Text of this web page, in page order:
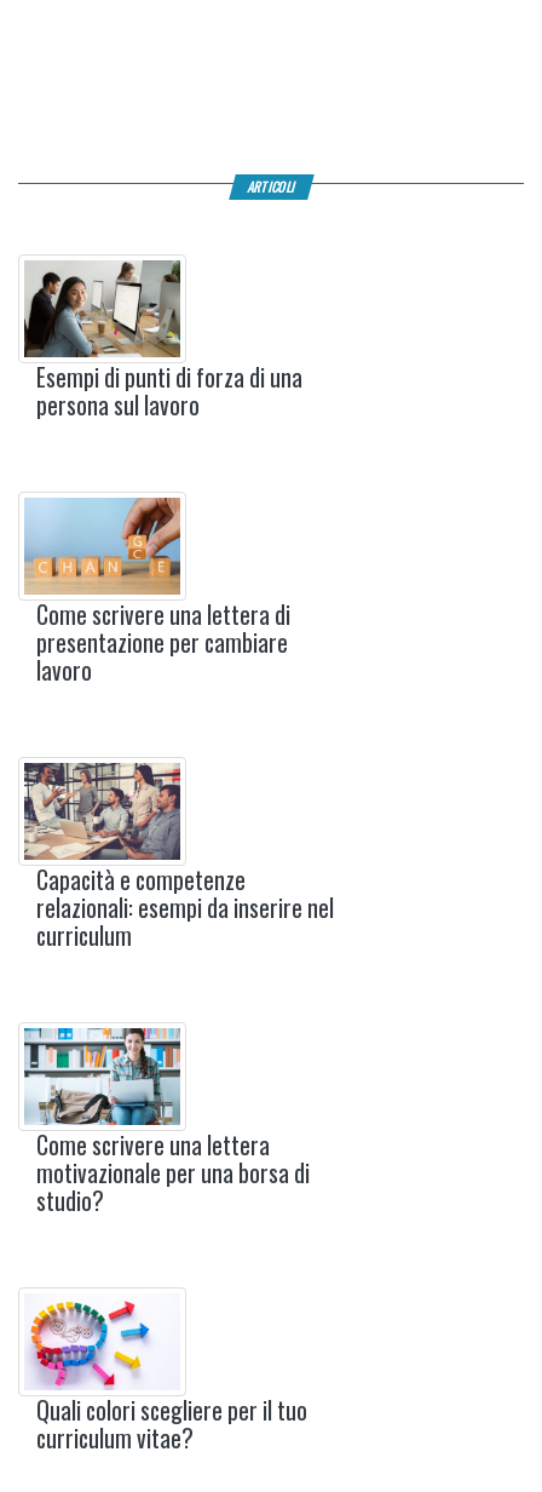
ARTICOLI
Esempi di punti di forza di una
persona sul lavoro
Come scrivere una lettera di
presentazione per cambiare
lavoro
Capacità e competenze
relazionali: esempi da inserire nel
curriculum
Come scrivere una lettera
motivazionale per una borsa di
studio?
Quali colori scegliere per il tuo
curriculum vitae?